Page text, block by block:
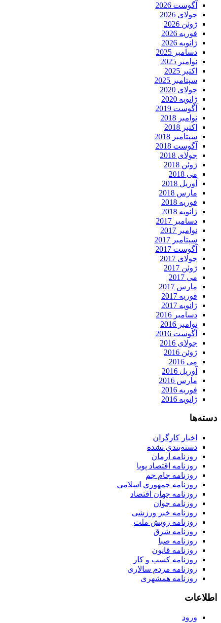
آگوست 2026
جولای 2026
ژوئن 2026
فوریه 2026
ژانویه 2026
دسامبر 2025
نوامبر 2025
اکتبر 2025
سپتامبر 2025
جولای 2020
ژانویه 2020
آگوست 2019
نوامبر 2018
اکتبر 2018
سپتامبر 2018
آگوست 2018
جولای 2018
ژوئن 2018
می 2018
آوریل 2018
مارس 2018
فوریه 2018
ژانویه 2018
دسامبر 2017
نوامبر 2017
سپتامبر 2017
آگوست 2017
جولای 2017
ژوئن 2017
می 2017
مارس 2017
فوریه 2017
ژانویه 2017
دسامبر 2016
نوامبر 2016
آگوست 2016
جولای 2016
ژوئن 2016
می 2016
آوریل 2016
مارس 2016
فوریه 2016
ژانویه 2016
دسته‌ها
اخبار کارگران
دسته‌بندی نشده
روزنامه آرمان
روزنامه اقتصاد پویا
روزنامه جام جم
روزنامه جمهوري اسلامي
روزنامه جهان اقتصاد
روزنامه جوان
روزنامه خبر ورزشى
روزنامه رویش ملت
روزنامه شرق
روزنامه صبا
روزنامه قانون
روزنامه كسب و كار
روزنامه مردم سالاری
روزنامه همشهری
اطلاعات
ورود